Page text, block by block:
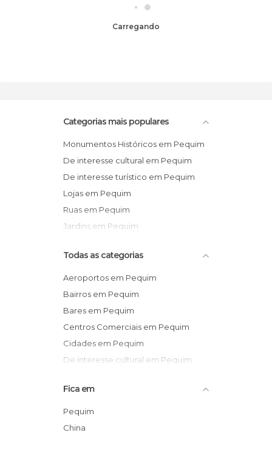
Carregando
Categorias mais populares
Monumentos Históricos em Pequim
De interesse cultural em Pequim
De interesse turístico em Pequim
Lojas em Pequim
Ruas em Pequim
Jardins em Pequim
Todas as categorias
Aeroportos em Pequim
Bairros em Pequim
Bares em Pequim
Centros Comerciais em Pequim
Cidades em Pequim
De interesse cultural em Pequim
Estações de Comboio em Pequim
Feiras em Pequim
Informação Turística em Pequim
Fica em
Pequim
China